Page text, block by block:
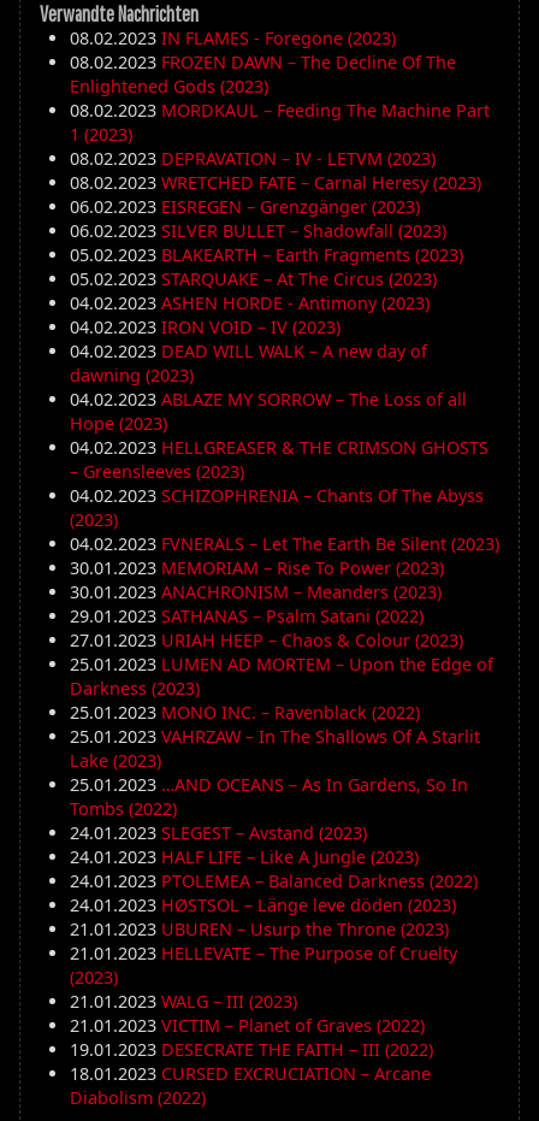
Verwandte Nachrichten
08.02.2023 IN FLAMES - Foregone (2023)
08.02.2023 FROZEN DAWN – The Decline Of The
Enlightened Gods (2023)
08.02.2023 MORDKAUL – Feeding The Machine Part
1 (2023)
08.02.2023 DEPRAVATION – IV - LETVM (2023)
08.02.2023 WRETCHED FATE – Carnal Heresy (2023)
06.02.2023 EISREGEN – Grenzgänger (2023)
06.02.2023 SILVER BULLET – Shadowfall (2023)
05.02.2023 BLAKEARTH – Earth Fragments (2023)
05.02.2023 STARQUAKE – At The Circus (2023)
04.02.2023 ASHEN HORDE - Antimony (2023)
04.02.2023 IRON VOID – IV (2023)
04.02.2023 DEAD WILL WALK – A new day of
dawning (2023)
04.02.2023 ABLAZE MY SORROW – The Loss of all
Hope (2023)
04.02.2023 HELLGREASER & THE CRIMSON GHOSTS
– Greensleeves (2023)
04.02.2023 SCHIZOPHRENIA – Chants Of The Abyss
(2023)
04.02.2023 FVNERALS – Let The Earth Be Silent (2023)
30.01.2023 MEMORIAM – Rise To Power (2023)
30.01.2023 ANACHRONISM – Meanders (2023)
29.01.2023 SATHANAS – Psalm Satani (2022)
27.01.2023 URIAH HEEP – Chaos & Colour (2023)
25.01.2023 LUMEN AD MORTEM – Upon the Edge of
Darkness (2023)
25.01.2023 MONO INC. – Ravenblack (2022)
25.01.2023 VAHRZAW – In The Shallows Of A Starlit
Lake (2023)
25.01.2023 …AND OCEANS – As In Gardens, So In
Tombs (2022)
24.01.2023 SLEGEST – Avstand (2023)
24.01.2023 HALF LIFE – Like A Jungle (2023)
24.01.2023 PTOLEMEA – Balanced Darkness (2022)
24.01.2023 HØSTSOL – Länge leve döden (2023)
21.01.2023 UBUREN – Usurp the Throne (2023)
21.01.2023 HELLEVATE – The Purpose of Cruelty
(2023)
21.01.2023 WALG – III (2023)
21.01.2023 VICTIM – Planet of Graves (2022)
19.01.2023 DESECRATE THE FAITH – III (2022)
18.01.2023 CURSED EXCRUCIATION – Arcane
Diabolism (2022)